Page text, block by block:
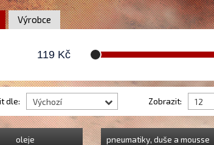
Výrobce
119 Kč
dle: Výchozí Zobrazit: 12
oleje pneumatiky, duše a mousse